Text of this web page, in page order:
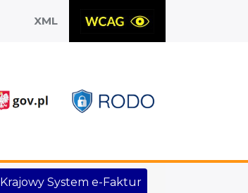
XML
Krajowy System e-Faktur